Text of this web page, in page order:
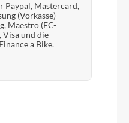
Paypal, Mastercard,
(Vorkasse)
Maestro (EC-
Visa und die
a Bike.